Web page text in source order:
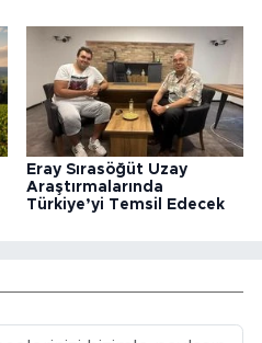
Eray Sırasöğüt Uzay
Araştırmalarında
Türkiye’yi Temsil Edecek